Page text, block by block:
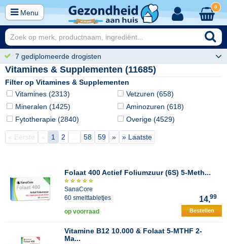
Menu
0
7 gediplomeerde drogisten
Vitamines & Supplementen (11685)
Filter op Vitamines & Supplementen
Vitamines (2313)
Mineralen (1425)
Fytotherapie (2840)
Vetzuren (658)
Aminozuren (618)
Overige (4529)
« Eerste « 1 2 58 59 » » Laatste
Folaat 400 Actief Foliumzuur (6S) 5-Meth...
SanaCore
60 smelttabletjes
14,99
op voorraad Bestellen
Vitamine B12 10.000 & Folaat 5-MTHF 2-
Ma...